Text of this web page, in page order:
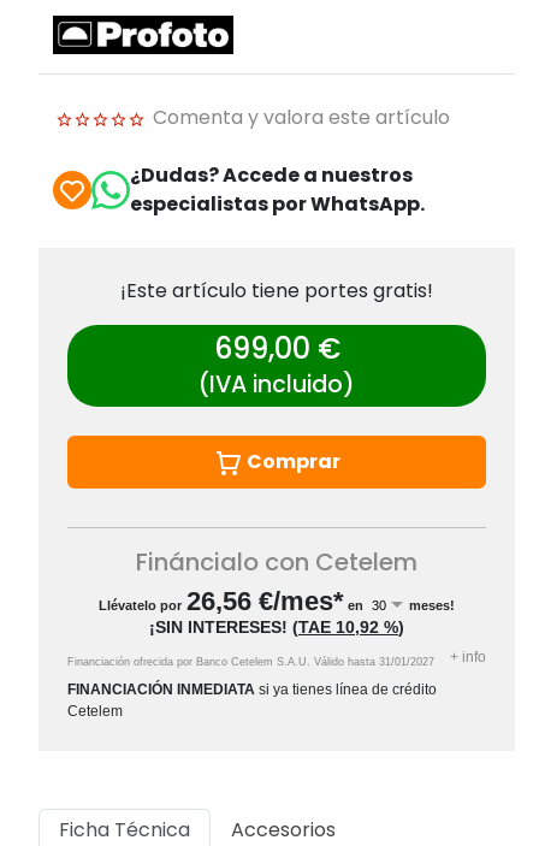
Comenta y valora este artículo
¿Dudas? Accede a nuestros
especialistas por WhatsApp.
¡Este artículo tiene portes gratis!
699,00 €
(IVA incluido)
Comprar
Fináncialo con Cetelem
Llévatelo por 26,56 €/mes* en meses!
¡SIN INTERESES! (TAE 10,92 %)
Financiación ofrecida por Banco Cetelem S.A.U. Válido hasta 31/01/2027 + info
FINANCIACIÓN INMEDIATA si ya tienes línea de crédito
Cetelem
Ficha Técnica Accesorios